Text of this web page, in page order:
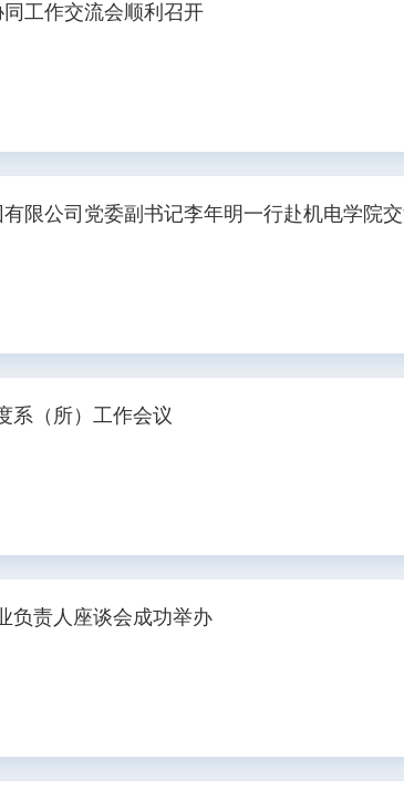
工作交流会顺利召开
限公司党委副书记李年明一行赴机电学院
系（所）工作会议
负责人座谈会成功举办